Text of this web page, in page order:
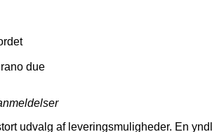
due
udvalg af leveringsmuligheder. En